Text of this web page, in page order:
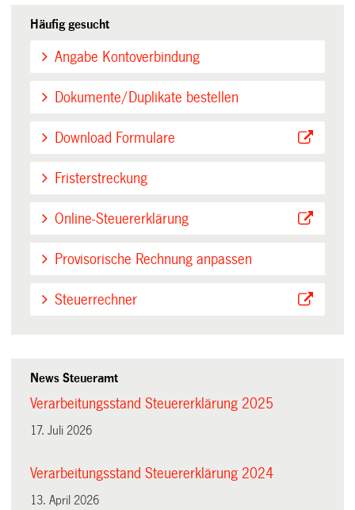
Häufig gesucht
Angabe Kontoverbindung
Dokumente/Duplikate bestellen
Download Formulare
Fristerstreckung
Online-Steuererklärung
Provisorische Rechnung anpassen
Steuerrechner
News Steueramt
Verarbeitungsstand Steuererklärung 2025
17. Juli 2026
Verarbeitungsstand Steuererklärung 2024
13. April 2026